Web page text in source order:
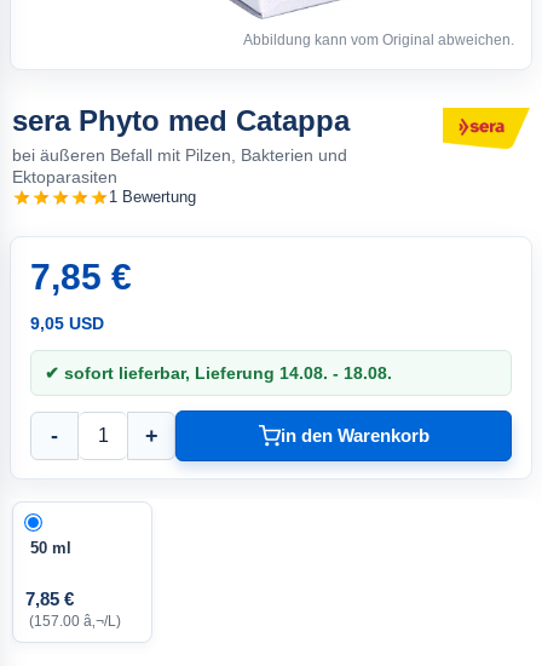
Abbildung kann vom Original abweichen.
sera Phyto med Catappa
bei äußeren Befall mit Pilzen, Bakterien und
Ektoparasiten
1 Bewertung
7,85 €
9,05 USD
✔ sofort lieferbar, Lieferung 14.08. - 18.08.
- + in den Warenkorb
50 ml
7,85 €
(157.00 â‚¬/L)